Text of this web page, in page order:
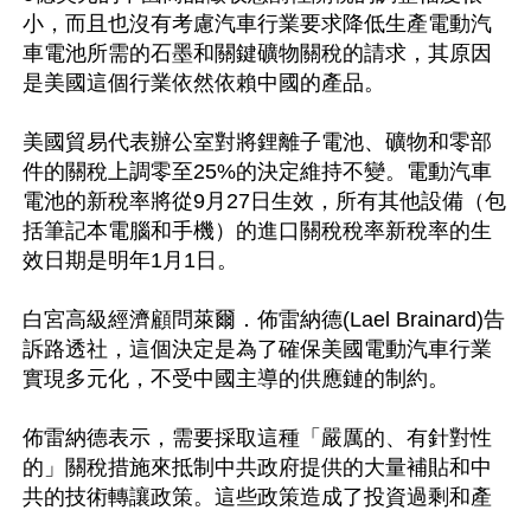
小，而且也沒有考慮汽車行業要求降低生產電動汽
車電池所需的石墨和關鍵礦物關稅的請求，其原因
是美國這個行業依然依賴中國的產品。
美國貿易代表辦公室對將鋰離子電池、礦物和零部
件的關稅上調零至25%的決定維持不變。電動汽車
電池的新稅率將從9月27日生效，所有其他設備（包
括筆記本電腦和手機）的進口關稅稅率新稅率的生
效日期是明年1月1日。
白宮高級經濟顧問萊爾．佈雷納德(Lael Brainard)告
訴路透社，這個決定是為了確保美國電動汽車行業
實現多元化，不受中國主導的供應鏈的制約。
佈雷納德表示，需要採取這種「嚴厲的、有針對性
的」關稅措施來抵制中共政府提供的大量補貼和中
共的技術轉讓政策。這些政策造成了投資過剩和產